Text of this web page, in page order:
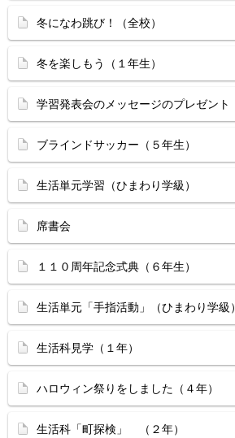
冬になわ跳び！（全校）
冬を楽しもう（１年生）
学習発表会のメッセージのプレゼント
ブラインドサッカー（５年生）
生活単元学習（ひまわり学級）
席書会
１１０周年記念式典（６年生）
生活単元「手指活動」（ひまわり学級）
生活科見学（１年）
ハロウィン祭りをしました（４年）
生活科「町探検」 （２年）